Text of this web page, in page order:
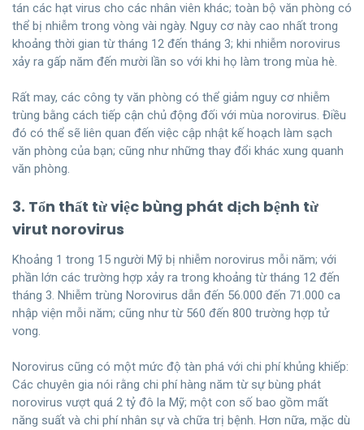
tán các hạt virus cho các nhân viên khác; toàn bộ văn phòng có
thể bị nhiễm trong vòng vài ngày. Nguy cơ này cao nhất trong
khoảng thời gian từ tháng 12 đến tháng 3; khi nhiễm norovirus
xảy ra gấp năm đến mười lần so với khi họ làm trong mùa hè.
Rất may, các công ty văn phòng có thể giảm nguy cơ nhiễm
trùng bằng cách tiếp cận chủ động đối với mùa norovirus. Điều
đó có thể sẽ liên quan đến việc cập nhật kế hoạch làm sạch
văn phòng của bạn; cũng như những thay đổi khác xung quanh
văn phòng.
3. Tổn thất từ việc bùng phát dịch bệnh từ
virut norovirus
Khoảng 1 trong 15 người Mỹ bị nhiễm norovirus mỗi năm; với
phần lớn các trường hợp xảy ra trong khoảng từ tháng 12 đến
tháng 3. Nhiễm trùng Norovirus dẫn đến 56.000 đến 71.000 ca
nhập viện mỗi năm; cũng như từ 560 đến 800 trường hợp tử
vong.
Norovirus cũng có một mức độ tàn phá với chi phí khủng khiếp:
Các chuyên gia nói rằng chi phí hàng năm từ sự bùng phát
norovirus vượt quá 2 tỷ đô la Mỹ; một con số bao gồm mất
năng suất và chi phí nhân sự và chữa trị bệnh. Hơn nữa, mặc dù